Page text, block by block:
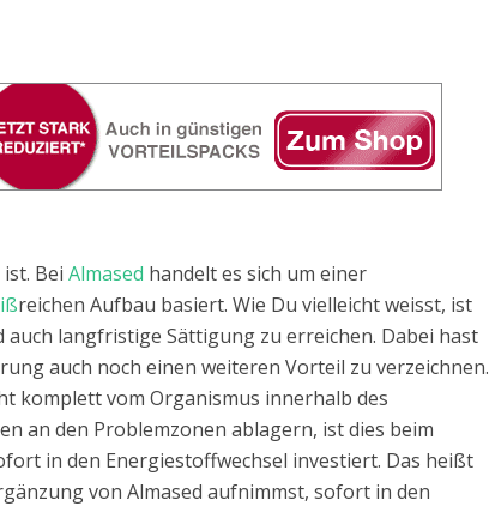
Bei Almased handelt es sich um einer
reichen Aufbau basiert. Wie Du vielleicht weisst, ist
langfristige Sättigung zu erreichen. Dabei hast
auch noch einen weiteren Vorteil zu verzeichnen.
komplett vom Organismus innerhalb des
an den Problemzonen ablagern, ist dies beim
in den Energiestoffwechsel investiert. Das heißt
von Almased aufnimmst, sofort in den